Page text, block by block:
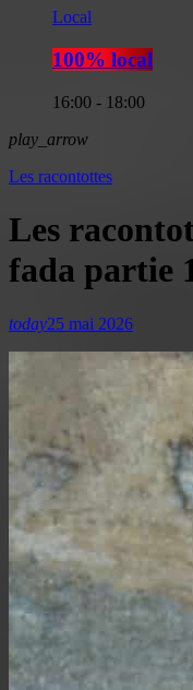
Local
100% local
16:00 - 18:00
play_arrow
Les racontottes
Les
fada partie
today25 mai 2026